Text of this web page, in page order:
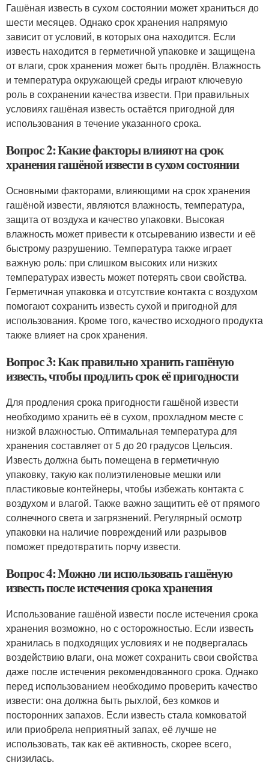
Гашёная известь в сухом состоянии может храниться до
шести месяцев. Однако срок хранения напрямую
зависит от условий, в которых она находится. Если
известь находится в герметичной упаковке и защищена
от влаги, срок хранения может быть продлён. Влажность
и температура окружающей среды играют ключевую
роль в сохранении качества извести. При правильных
условиях гашёная известь остаётся пригодной для
использования в течение указанного срока.
Вопрос 2: Какие факторы влияют на срок
хранения гашёной извести в сухом состоянии
Основными факторами, влияющими на срок хранения
гашёной извести, являются влажность, температура,
защита от воздуха и качество упаковки. Высокая
влажность может привести к отсыреванию извести и её
быстрому разрушению. Температура также играет
важную роль: при слишком высоких или низких
температурах известь может потерять свои свойства.
Герметичная упаковка и отсутствие контакта с воздухом
помогают сохранить известь сухой и пригодной для
использования. Кроме того, качество исходного продукта
также влияет на срок хранения.
Вопрос 3: Как правильно хранить гашёную
известь, чтобы продлить срок её пригодности
Для продления срока пригодности гашёной извести
необходимо хранить её в сухом, прохладном месте с
низкой влажностью. Оптимальная температура для
хранения составляет от 5 до 20 градусов Цельсия.
Известь должна быть помещена в герметичную
упаковку, такую как полиэтиленовые мешки или
пластиковые контейнеры, чтобы избежать контакта с
воздухом и влагой. Также важно защитить её от прямого
солнечного света и загрязнений. Регулярный осмотр
упаковки на наличие повреждений или разрывов
поможет предотвратить порчу извести.
Вопрос 4: Можно ли использовать гашёную
известь после истечения срока хранения
Использование гашёной извести после истечения срока
хранения возможно, но с осторожностью. Если известь
хранилась в подходящих условиях и не подвергалась
воздействию влаги, она может сохранить свои свойства
даже после истечения рекомендованного срока. Однако
перед использованием необходимо проверить качество
извести: она должна быть рыхлой, без комков и
посторонних запахов. Если известь стала комковатой
или приобрела неприятный запах, её лучше не
использовать, так как её активность, скорее всего,
снизилась.